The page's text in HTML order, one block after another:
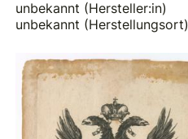
unbekannt (Hersteller:in)
unbekannt (Herstellungsort)